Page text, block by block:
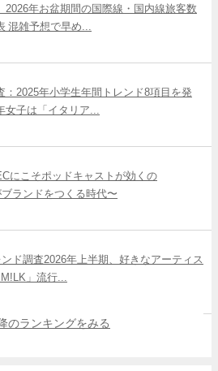
2026年お盆期間の国際線・国内線旅客数
混雑予想で早め...
：2025年小学生年間トレンド8項目を発
女子は「イタリア...
にこそポッドキャストが効くの
ブランドをつくる時代〜
ド調査2026年上半期、好きなアーティス
」流行...
のランキングをみる